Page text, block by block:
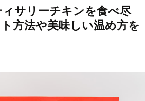
サリーチキンを食べ尽
方法や美味しい温め方を